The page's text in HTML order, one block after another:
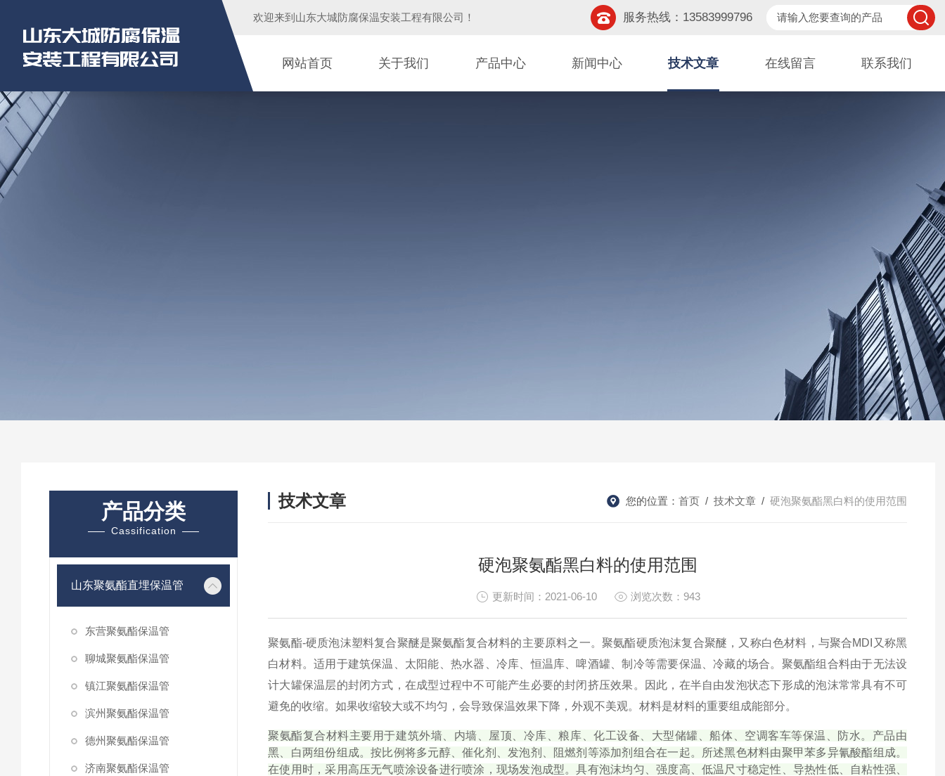
欢迎来到 山东大城防腐保温安装工程有限公司 ！ 服务热线：13583999796
网站首页 关于我们 产品中心 新闻中心 技术文章 在线留言 联系我们
产品分类
Cassification
山东聚氨酯直埋保温管
东营聚氨酯保温管
聊城聚氨酯保温管
镇江聚氨酯保温管
滨州聚氨酯保温管
德州聚氨酯保温管
济南聚氨酯保温管
技术文章 您的位置： 首页 / 技术文章 / 硬泡聚氨酯黑白料的使用范围
硬泡聚氨酯黑白料的使用范围
更新时间：2021-06-10 浏览次数：943
聚氨酯-硬质泡沫塑料复合聚醚是聚氨酯复合材料的主要原料之一。聚氨酯硬质泡沫复合聚醚，又称白色材料，与聚合MDI又称黑
白材料。适用于建筑保温、太阳能、热水器、冷库、恒温库、啤酒罐、制冷等需要保温、冷藏的场合。聚氨酯组合料由于无法设
计大罐保温层的封闭方式，在成型过程中不可能产生必要的封闭挤压效果。因此，在半自由发泡状态下形成的泡沫常常具有不可
避免的收缩。如果收缩较大或不均匀，会导致保温效果下降，外观不美观。材料是材料的重要组成能部分。
聚氨酯复合材料主要用于建筑外墙、内墙、屋顶、冷库、粮库、化工设备、大型储罐、船体、空调客车等保温、防水。产品由
黑、白两组份组成。按比例将多元醇、催化剂、发泡剂、阻燃剂等添加剂组合在一起。所述黑色材料由聚甲苯多异氰酸酯组成。
在使用时，采用高压无气喷涂设备进行喷涂，现场发泡成型。具有泡沫均匀、强度高、低温尺寸稳定性、导热性低、自粘性强、